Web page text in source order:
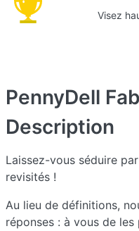
Visez
PennyDell
Description
Laissez-vous séduire
revisités !
Au lieu de définitions,
réponses : à vous de